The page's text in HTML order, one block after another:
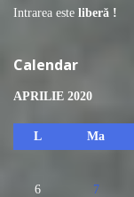
Intrarea este liberă !
Calendar
APRILIE 2020
L Ma
6
7